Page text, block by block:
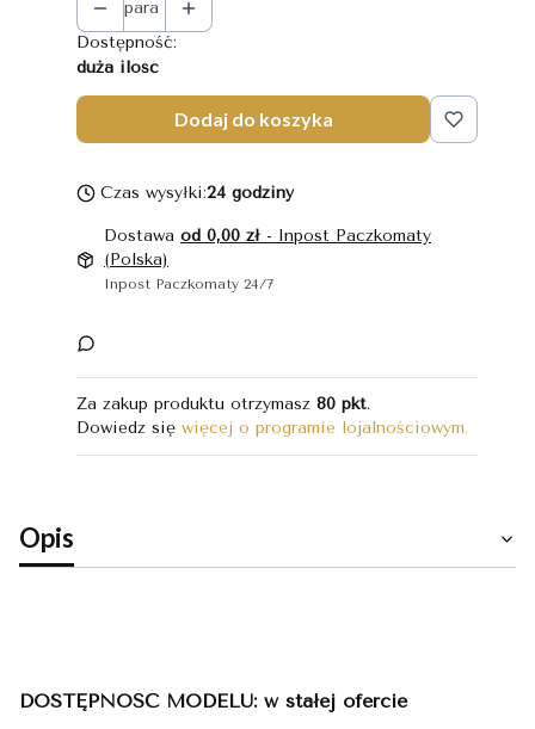
para
Dostępność:
duża ilość
Dodaj do koszyka
Czas wysyłki:24 godziny
Dostawaod 0,00 zł - Inpost Paczkomaty
(Polska)
Inpost Paczkomaty 24/7
Za zakup produktu otrzymasz 80 pkt.
Dowiedz się więcej o programie lojalnościowym.
Opis
DOSTĘPNOŚĆ MODELU: w stałej ofercie